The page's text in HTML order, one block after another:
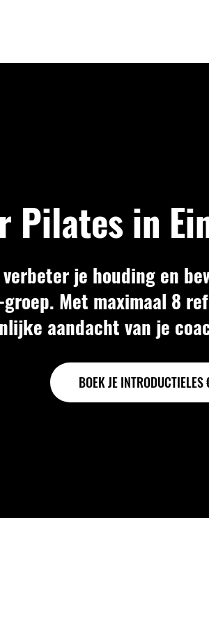
Pilates in
je houding en
Met maximaal 8
aandacht van je
BOEK JE